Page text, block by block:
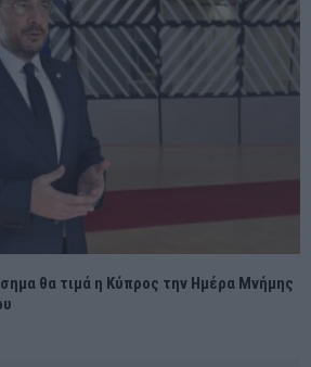
θα τιμά η Κύπρος την Ημέρα Μνήμης